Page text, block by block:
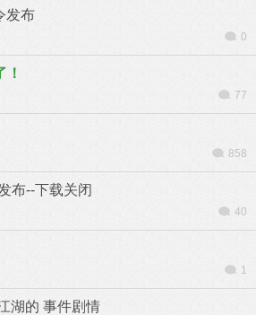
发布
0
77
858
布--下载关闭
40
1
湖的 事件剧情